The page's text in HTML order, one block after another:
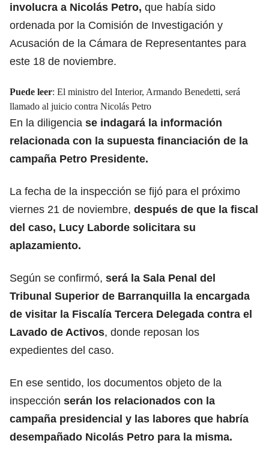
involucra a Nicolás Petro, que había sido
ordenada por la Comisión de Investigación y
Acusación de la Cámara de Representantes para
este 18 de noviembre.
Puede leer: El ministro del Interior, Armando Benedetti, será
llamado al juicio contra Nicolás Petro
En la diligencia se indagará la información
relacionada con la supuesta financiación de la
campaña Petro Presidente.
La fecha de la inspección se fijó para el próximo
viernes 21 de noviembre, después de que la fiscal
del caso, Lucy Laborde solicitara su
aplazamiento.
Según se confirmó, será la Sala Penal del
Tribunal Superior de Barranquilla la encargada
de visitar la Fiscalía Tercera Delegada contra el
Lavado de Activos, donde reposan los
expedientes del caso.
En ese sentido, los documentos objeto de la
inspección serán los relacionados con la
campaña presidencial y las labores que habría
desempañado Nicolás Petro para la misma.